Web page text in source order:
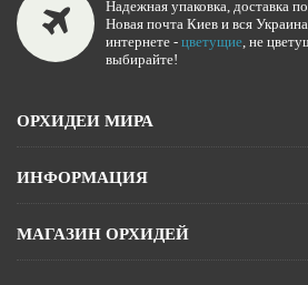
Надежная упаковка, доставка
Новая почта Киев и вся
интернете - цветущие, не
выбирайте!
ОРХИДЕИ МИРА
ИНФОРМАЦИЯ
МАГАЗИН ОРХИДЕЙ